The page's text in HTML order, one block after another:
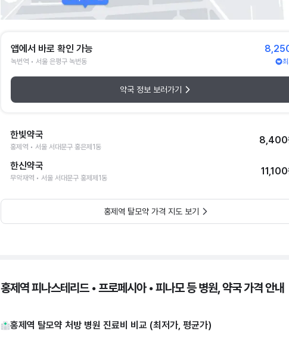
앱에서 바로 확인 가능
녹번역 • 서울 은평구 녹번동
약국 정보 보러가기
한빛약국
홍제역 • 서울 서대문구 홍은제1동
8,400
한신약국
무악재역 • 서울 서대문구 홍제제1동
11,100
홍제역 탈모약 가격 지도 보기
홍제역 피나스테리드 • 프로페시아 • 피나모 등 병원, 약국 가격 안내
홍제역 탈모약 처방 병원 진료비 비교 (최저가, 평균가)